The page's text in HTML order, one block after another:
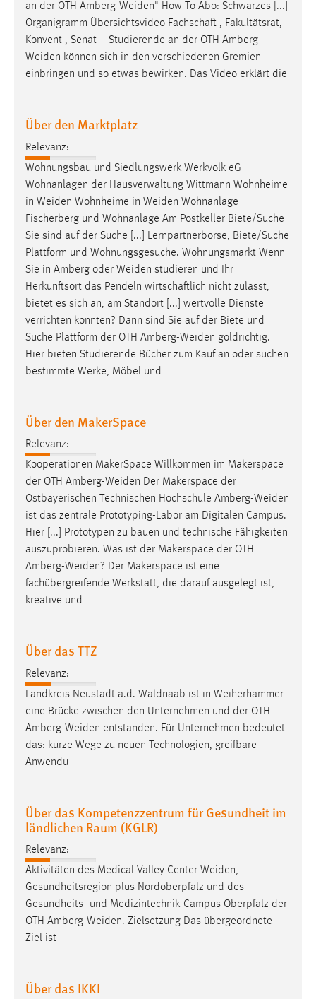
an der OTH Amberg-Weiden" How To Abo: Schwarzes [...]
Organigramm Übersichtsvideo Fachschaft , Fakultätsrat,
Konvent , Senat – Studierende an der OTH Amberg-
Weiden können sich in den verschiedenen Gremien
einbringen und so etwas bewirken. Das Video erklärt die
Über den Marktplatz
Relevanz:
Wohnungsbau und Siedlungswerk Werkvolk eG
Wohnanlagen der Hausverwaltung Wittmann Wohnheime
in Weiden Wohnheime in Weiden Wohnanlage
Fischerberg und Wohnanlage Am Postkeller Biete/Suche
Sie sind auf der Suche [...] Lernpartnerbörse, Biete/Suche
Plattform und Wohnungsgesuche. Wohnungsmarkt Wenn
Sie in Amberg oder Weiden studieren und Ihr
Herkunftsort das Pendeln wirtschaftlich nicht zulässt,
bietet es sich an, am Standort [...] wertvolle Dienste
verrichten könnten? Dann sind Sie auf der Biete und
Suche Plattform der OTH Amberg-Weiden goldrichtig.
Hier bieten Studierende Bücher zum Kauf an oder suchen
bestimmte Werke, Möbel und
Über den MakerSpace
Relevanz:
Kooperationen MakerSpace Willkommen im Makerspace
der OTH Amberg-Weiden Der Makerspace der
Ostbayerischen Technischen Hochschule Amberg-Weiden
ist das zentrale Prototyping-Labor am Digitalen Campus.
Hier [...] Prototypen zu bauen und technische Fähigkeiten
auszuprobieren. Was ist der Makerspace der OTH
Amberg-Weiden? Der Makerspace ist eine
fachübergreifende Werkstatt, die darauf ausgelegt ist,
kreative und
Über das TTZ
Relevanz:
Landkreis Neustadt a.d. Waldnaab ist in Weiherhammer
eine Brücke zwischen den Unternehmen und der OTH
Amberg-Weiden entstanden. Für Unternehmen bedeutet
das: kurze Wege zu neuen Technologien, greifbare
Anwendu
Über das Kompetenzzentrum für Gesundheit im
ländlichen Raum (KGLR)
Relevanz:
Aktivitäten des Medical Valley Center Weiden,
Gesundheitsregion plus Nordoberpfalz und des
Gesundheits- und Medizintechnik-Campus Oberpfalz der
OTH Amberg-Weiden. Zielsetzung Das übergeordnete
Ziel ist
Über das IKKI